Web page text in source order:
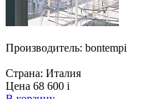
Производитель: bontempi
Страна: Италия
Цена 68 600 i